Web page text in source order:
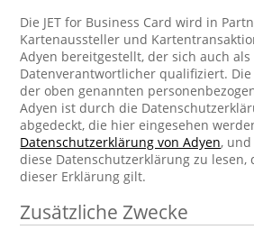
Die JET for Business Card wird in
Kartenaussteller und
Adyen bereitgestellt, der sich auch
Datenverantwortlicher qualifiziert.
der oben genannten
Adyen ist durch die
abgedeckt, die hier eingesehen
Datenschutzerklärung von Adyen,
diese Datenschutzerklärung zu lesen,
dieser Erklärung gilt.
Zusätzliche Zwecke